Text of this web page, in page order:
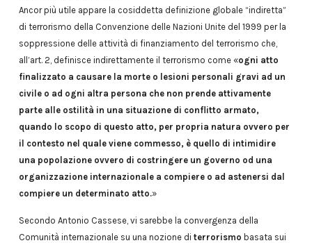
Ancor più utile appare la cosiddetta definizione globale “indiretta”
di terrorismo della Convenzione delle Nazioni Unite del 1999 per la
soppressione delle attività di finanziamento del terrorismo che,
all’art. 2, definisce indirettamente il terrorismo come «ogni atto
finalizzato a causare la morte o lesioni personali gravi ad un
civile o ad ogni altra persona che non prende attivamente
parte alle ostilità in una situazione di conflitto armato,
quando lo scopo di questo atto, per propria natura ovvero per
il contesto nel quale viene commesso, è quello di intimidire
una popolazione ovvero di costringere un governo od una
organizzazione internazionale a compiere o ad astenersi dal
compiere un determinato atto.»
Secondo Antonio Cassese, vi sarebbe la convergenza della
Comunità internazionale su una nozione di terrorismo basata sui